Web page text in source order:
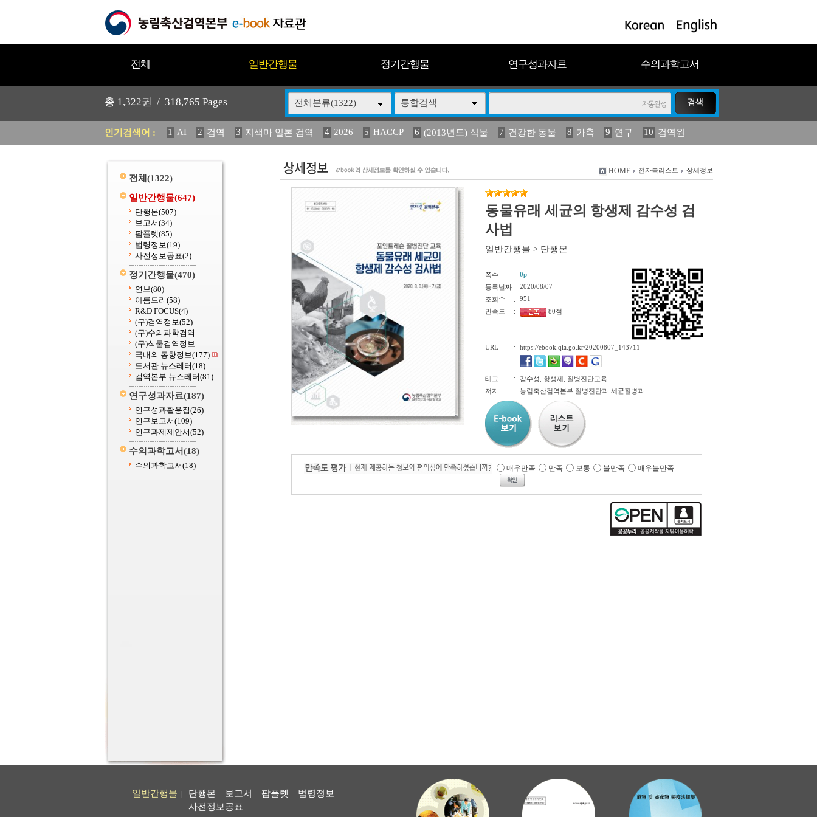
전체 일반간행물 정기간행물 연구성과자료 수의과학고서
총 1,322권 / 318,765 Pages 전체분류(1322) 통합검색
인기검색어 : 1 AI 2 검역 3 지색마 일본 검역 4 2026 5 HACCP 6 (2013년도) 식물 7 건강한 동물 8 가축 9 연구 10 검역원
11 2025 12 중독성 식물 도감 13 媛 異 14 (2013년도) 식 15 구제역 16 관리 17 연보 18 농림수산 19 2023
전체 (1322)
일반간행물(647)
단행본(507)
보고서(34)
팜플렛(85)
법령정보(19)
사전정보공표(2)
정기간행물(470)
연보(80)
아름드리(58)
R&D FOCUS(4)
(구)검역정보(52)
(구)수의과학검역
(구)식물검역정보
국내외 동향정보(177)
도서관 뉴스레터(18)
검역본부 뉴스레터(81)
연구성과자료(187)
연구성과활용집(26)
연구보고서(109)
연구과제제안서(52)
수의과학고서(18)
수의과학고서(18)
HOME 전자북리스트 상세정보
동물유래 세균의 항생제 감수성 검
사법
일반간행물 > 단행본
쪽수 :
0p
등록날짜 :
2020/08/07
조회수
:
951
만족도
: 80점
URL : https://ebook.qia.go.kr/20200807_143711
태그 :
감수성, 항생제, 질병진단교육
저자
: 농림축산검역본부 질병진단과·세균질병과
매우만족 만족 보통 불만족 매우불만족
일반간행물 단행본 보고서 팜플렛
법령정보
사전정보공표